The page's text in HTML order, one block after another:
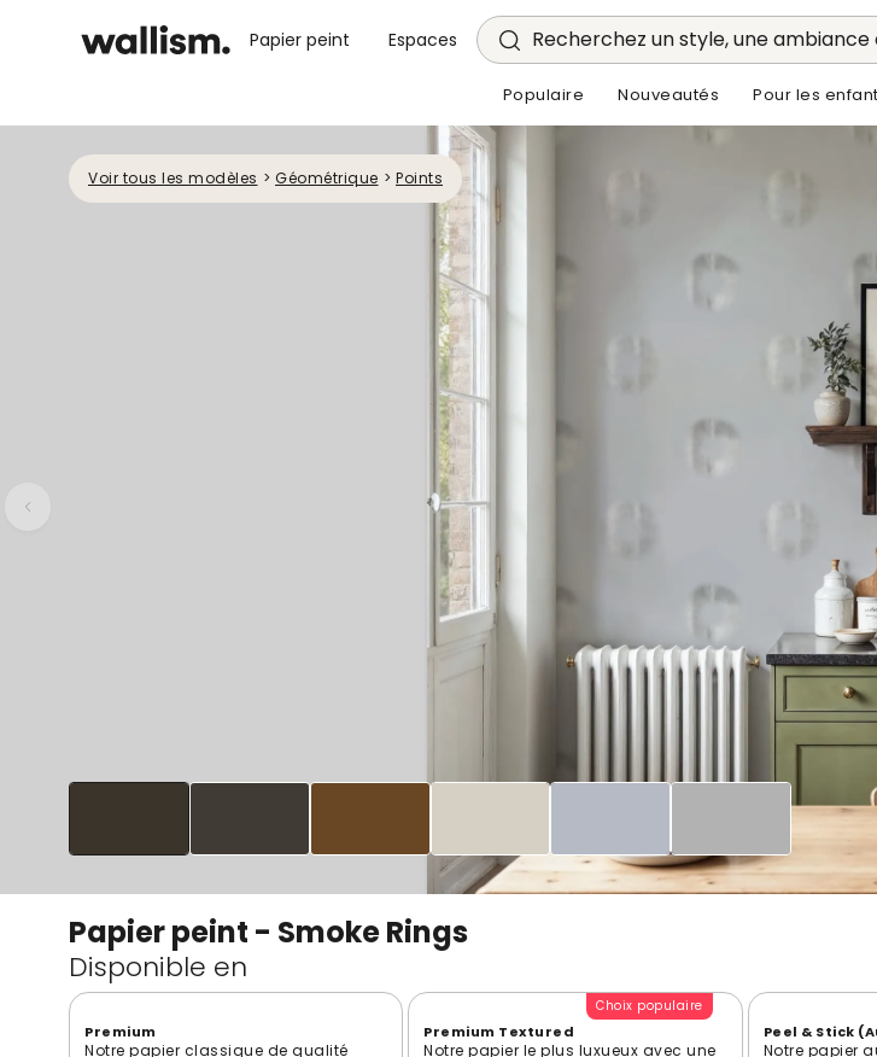
Papier peint Espaces Recherchez un style, une ambiance
Populaire Nouveautés Pour les
Voir tous les modèles > Géométrique > Points
Papier peint - Smoke Rings
Disponible en
Premium
Notre papier classique de qualité
Choix populaire
Premium Textured
Notre papier le plus luxueux avec une
Peel & Stick
Notre papier